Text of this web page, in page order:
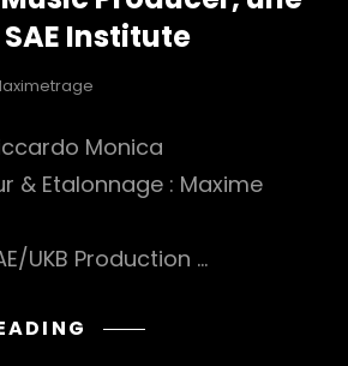
Institute
Monica
& Etalonnage : Maxime
UKB Production …
ELECTRONIC